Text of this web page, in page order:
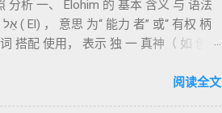
的“深渊囚禁”叙事共振。 彼后2:4 用“ 他
子来临与天使同来、坐在荣耀宝座审判
鬼观 ：以诺将“巨人之灵”为游行污灵
伦理 ：以诺传统对压迫者的“祸哉”，
搭配 使用， 表示 独 一 真神（ 如 创世
说明 示例 经文 含义 1. 真神 指 以色列
阅读全文